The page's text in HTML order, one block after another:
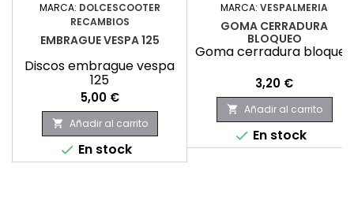
MARCA: DOLCESCOOTER
RECAMBIOS
EMBRAGUE VESPA 125
Discos embrague vespa
125
Precio
5,00 €
 Añadir al carrito
 En stock
MARCA: VESPALMERIA
GOMA CERRADURA
BLOQUEO
Goma cerradura bloqueo
Precio
3,20 €
 Añadir al carrito
 En stock